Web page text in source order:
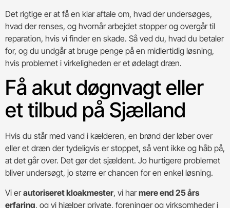
Det rigtige er at få en klar aftale om, hvad der undersøges,
hvad der renses, og hvornår arbejdet stopper og overgår til
reparation, hvis vi finder en skade. Så ved du, hvad du betaler
for, og du undgår at bruge penge på en midlertidig løsning,
hvis problemet i virkeligheden er et ødelagt dræn.
Få akut døgnvagt eller
et tilbud på Sjælland
Hvis du står med vand i kælderen, en brønd der løber over
eller et dræn der tydeligvis er stoppet, så vent ikke og håb på,
at det går over. Det gør det sjældent. Jo hurtigere problemet
bliver undersøgt, jo større er chancen for en enkel løsning.
Vi erautoriseret kloakmester, vi harmere end 25 års
erfaring, og vi hjælper private, foreninger og virksomheder i